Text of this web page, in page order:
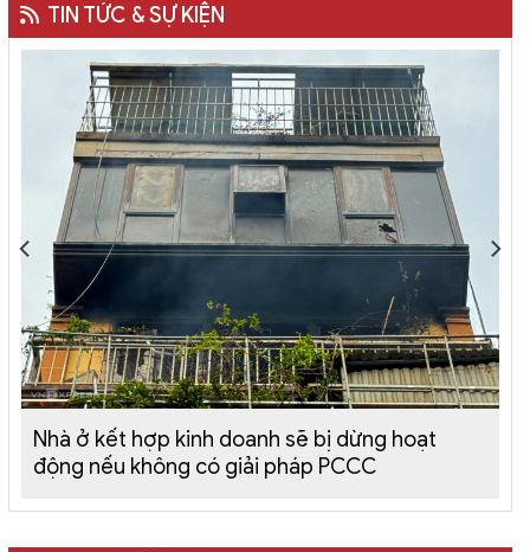
TIN TỨC & SỰ KIỆN
Nhà ở kết hợp kinh doanh sẽ bị dừng hoạt
động nếu không có giải pháp PCCC